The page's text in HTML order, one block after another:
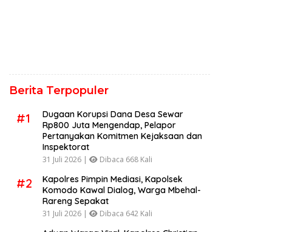
Berita Terpopuler
#1
Dugaan Korupsi Dana Desa Sewar
Rp800 Juta Mengendap, Pelapor
Pertanyakan Komitmen Kejaksaan dan
Inspektorat
31 Juli 2026 | Dibaca 668 Kali
#2
Kapolres Pimpin Mediasi, Kapolsek
Komodo Kawal Dialog, Warga Mbehal-
Rareng Sepakat
31 Juli 2026 | Dibaca 642 Kali